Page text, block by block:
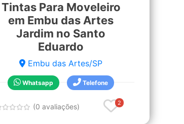
Tintas Para Moveleiro
em Embu das Artes
Jardim no Santo
Eduardo
Embu das Artes/SP
Whatsapp Telefone
(0 avaliações) 2